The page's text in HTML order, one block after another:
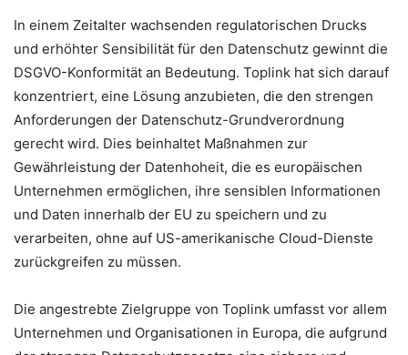
In einem Zeitalter wachsenden regulatorischen Drucks
und erhöhter Sensibilität für den Datenschutz gewinnt die
DSGVO-Konformität an Bedeutung. Toplink hat sich darauf
konzentriert, eine Lösung anzubieten, die den strengen
Anforderungen der Datenschutz-Grundverordnung
gerecht wird. Dies beinhaltet Maßnahmen zur
Gewährleistung der Datenhoheit, die es europäischen
Unternehmen ermöglichen, ihre sensiblen Informationen
und Daten innerhalb der EU zu speichern und zu
verarbeiten, ohne auf US-amerikanische Cloud-Dienste
zurückgreifen zu müssen.
Die angestrebte Zielgruppe von Toplink umfasst vor allem
Unternehmen und Organisationen in Europa, die aufgrund